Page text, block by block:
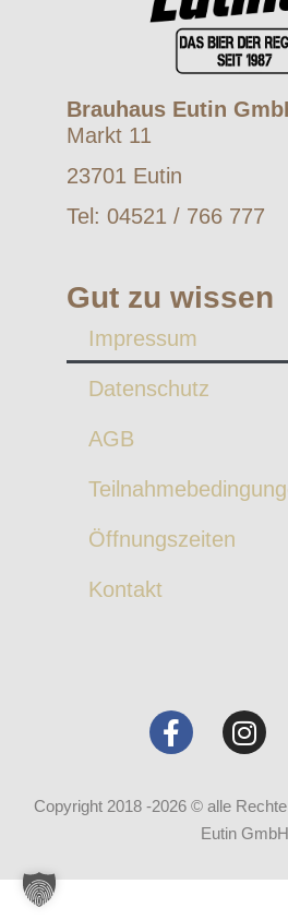
Brauhaus Eutin
Markt 11
23701 Eutin
Tel: 04521 / 766 777
Gut zu wissen
Impressum
Datenschutz
AGB
Öffnungszeiten
Kontakt
Copyright 2018 -2026 © alle
Eutin GmbH